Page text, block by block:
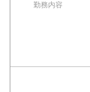
勤務内容